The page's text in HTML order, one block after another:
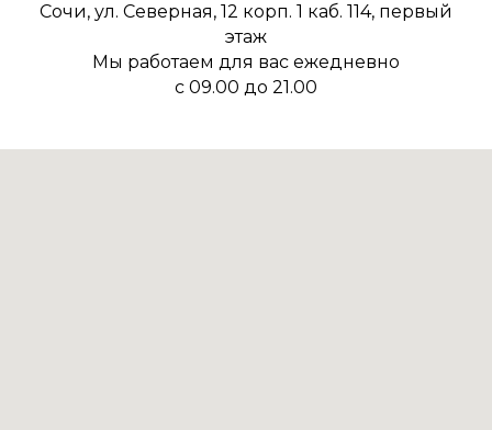
Сочи, ул. Северная, 12 корп. 1 каб. 114, первый
этаж
Мы работаем для вас ежедневно
с 09.00 до 21.00